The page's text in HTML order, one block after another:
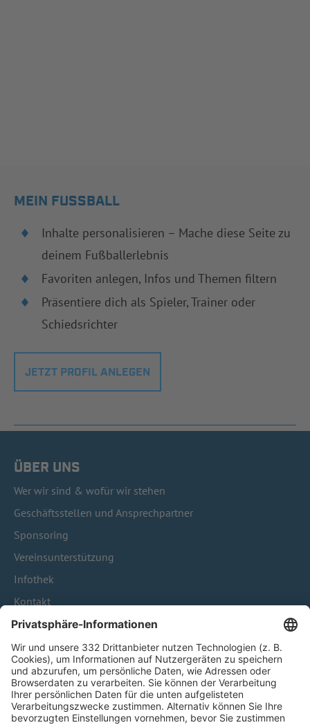
MEIN FUSSBALL
Inhalte personalisieren – Mache diese Seite zu
deinem Fußballerlebnis
Favoriten anlegen, Infos und Themen filtern
Präsentiere dich als Spieler, Trainer oder
Schiedsrichter
JETZT PROFIL ANLEGEN
ÜBER UNS
Wer wir sind & wofür wir stehen
Geschäftsstellen und Ansprechpartner
Sponsoring
Vereinsunterstützung
Infothek
Kontakt
HÄUFIG BESUCHTE SEITEN
Pässe und Vereinswechsel
Trainerausbildung
Schulungsangebot Vereinsmitarbeiter